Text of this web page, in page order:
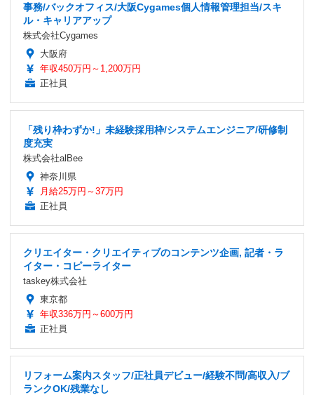
事務/バックオフィス/大阪Cygames個人情報管理担当/スキ
ル・キャリアアップ
株式会社Cygames
大阪府
年収450万円～1,200万円
正社員
「残り枠わずか!」未経験採用枠/システムエンジニア/研修制
度充実
株式会社alBee
神奈川県
月給25万円～37万円
正社員
クリエイター・クリエイティブのコンテンツ企画, 記者・ラ
イター・コピーライター
taskey株式会社
東京都
年収336万円～600万円
正社員
リフォーム案内スタッフ/正社員デビュー/経験不問/高収入/ブ
ランクOK/残業なし